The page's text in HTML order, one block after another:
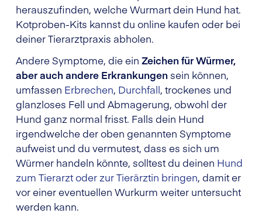
herauszufinden, welche Wurmart dein Hund hat.
Kotproben-Kits kannst du online kaufen oder bei
deiner Tierarztpraxis abholen.
Andere Symptome, die ein Zeichen für Würmer,
aber auch andere Erkrankungen sein können,
umfassen Erbrechen, Durchfall, trockenes und
glanzloses Fell und Abmagerung, obwohl der
Hund ganz normal frisst. Falls dein Hund
irgendwelche der oben genannten Symptome
aufweist und du vermutest, dass es sich um
Würmer handeln könnte, solltest du deinen Hund
zum Tierarzt oder zur Tierärztin bringen, damit er
vor einer eventuellen Wurkurm weiter untersucht
werden kann.